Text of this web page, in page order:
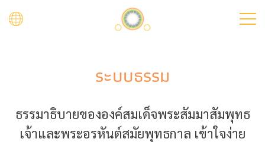
ระบบธรรม
ธรรมาธิบายขององค์สมเด็จพระสัมมาสัมพุทธ
เจ้าและพระอรหันต์สมัยพุทธกาล เข้าใจง่าย